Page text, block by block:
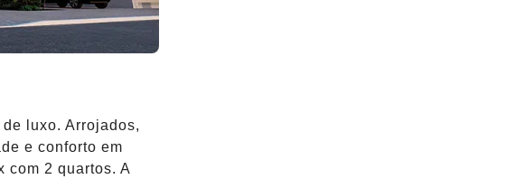
luxo. Arrojados,
e conforto em
com 2 quartos. A